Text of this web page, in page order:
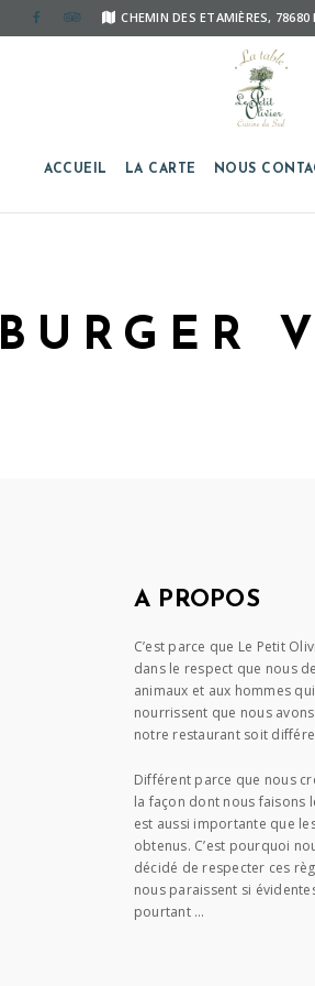
CHEMIN DES ETAMIÈRES, 78680
ACCUEIL LA CARTE NOUS
BURGER
A PROPOS
C’est parce que Le Petit
dans le respect que nous
animaux et aux hommes qui
nourrissent que nous
notre restaurant soit
Différent parce que nous
la façon dont nous faisons
est aussi importante que
obtenus. C’est pourquoi
décidé de respecter ces
nous paraissent si
pourtant …